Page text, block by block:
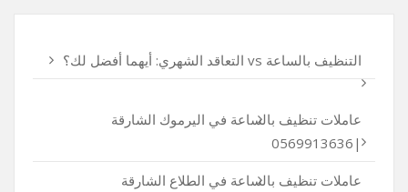
التنظيف بالساعة vs التعاقد الشهري: أيهما أفضل لك؟
عاملات تنظيف بالساعة في اليرموك الشارقة
|0569913636
عاملات تنظيف بالساعة في الطلاع الشارقة